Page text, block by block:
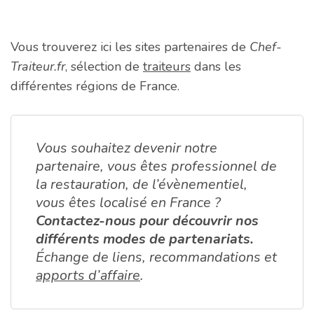
Vous trouverez ici les sites partenaires de Chef-
Traiteur.fr, sélection de traiteurs dans les
différentes régions de France.
Vous souhaitez devenir notre
partenaire, vous êtes professionnel de
la restauration, de l’évènementiel,
vous êtes localisé en France ?
Contactez-nous pour découvrir nos
différents modes de partenariats.
Échange de liens, recommandations et
apports d’affaire.